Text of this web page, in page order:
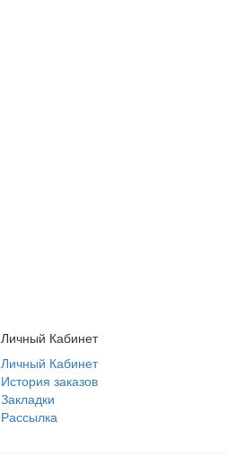
Личный Кабинет
Личный Кабинет
История заказов
Закладки
Рассылка